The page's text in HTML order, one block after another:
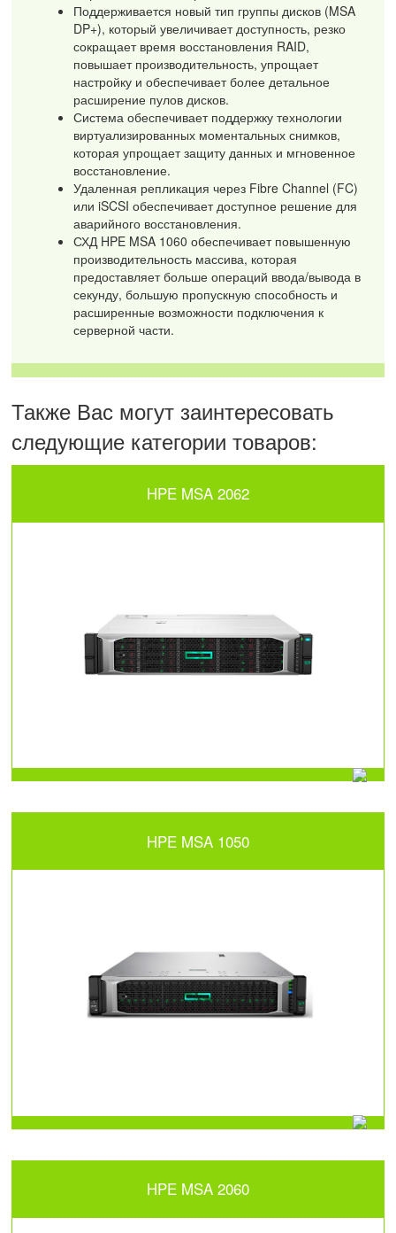
Поддерживается новый тип группы дисков (MSA
DP+), который увеличивает доступность, резко
сокращает время восстановления RAID,
повышает производительность, упрощает
настройку и обеспечивает более детальное
расширение пулов дисков.
Система обеспечивает поддержку технологии
виртуализированных моментальных снимков,
которая упрощает защиту данных и мгновенное
восстановление.
Удаленная репликация через Fibre Channel (FC)
или iSCSI обеспечивает доступное решение для
аварийного восстановления.
СХД HPE MSA 1060 обеспечивает повышенную
производительность массива, которая
предоставляет больше операций ввода/вывода в
секунду, большую пропускную способность и
расширенные возможности подключения к
серверной части.
Также Вас могут заинтересовать
следующие категории товаров:
HPE MSA 2062
HPE MSA 1050
HPE MSA 2060